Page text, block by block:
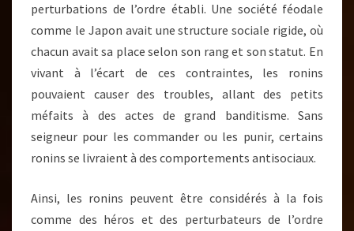
perturbations de l’ordre établi. Une société féodale
comme le Japon avait une structure sociale rigide, où
chacun avait sa place selon son rang et son statut. En
vivant à l’écart de ces contraintes, les ronins
pouvaient causer des troubles, allant des petits
méfaits à des actes de grand banditisme. Sans
seigneur pour les commander ou les punir, certains
ronins se livraient à des comportements antisociaux.
Ainsi, les ronins peuvent être considérés à la fois
comme des héros et des perturbateurs de l’ordre